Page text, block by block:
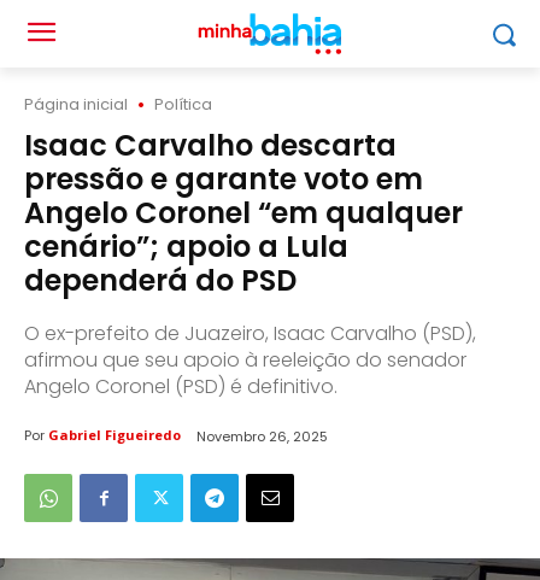
Página inicial Política
Isaac Carvalho descarta
pressão e garante voto em
Angelo Coronel “em qualquer
cenário”; apoio a Lula
dependerá do PSD
O ex-prefeito de Juazeiro, Isaac Carvalho (PSD),
afirmou que seu apoio à reeleição do senador
Angelo Coronel (PSD) é definitivo.
Por Gabriel Figueiredo Novembro 26, 2025